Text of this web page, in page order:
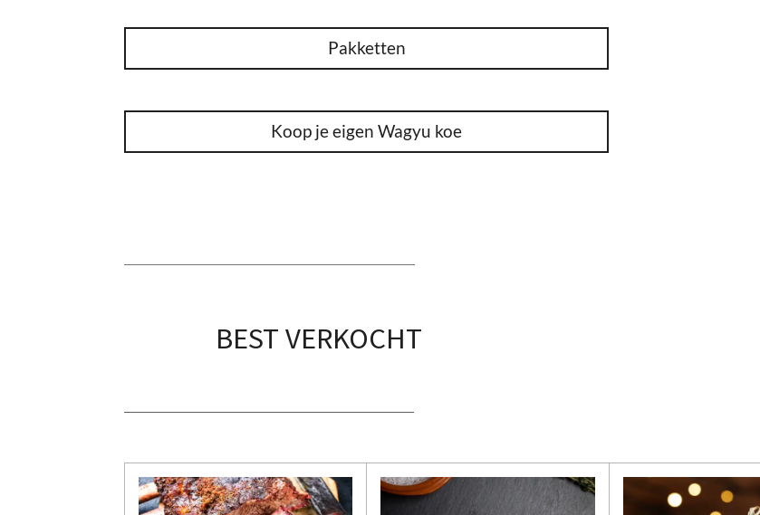
Pakketten
Koop je eigen Wagyu koe
BEST VERKOCHT